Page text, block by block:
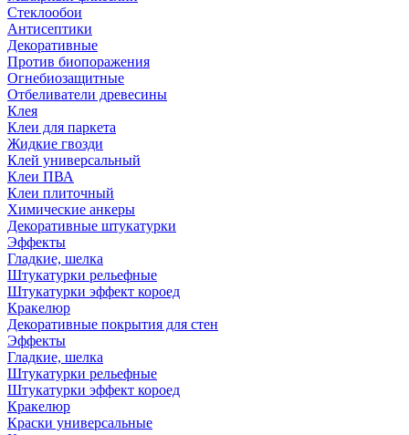
Стеклообои
Антисептики
Декоративные
Против биопоражения
Огнебиозащитные
Отбеливатели древесины
Клея
Клеи для паркета
Жидкие гвозди
Клей универсальный
Клеи ПВА
Клеи плиточный
Химические анкеры
Декоративные штукатурки
Эффекты
Гладкие, шелка
Штукатурки рельефные
Штукатурки эффект короед
Кракелюр
Декоративные покрытия для стен
Эффекты
Гладкие, шелка
Штукатурки рельефные
Штукатурки эффект короед
Кракелюр
Краски универсальные